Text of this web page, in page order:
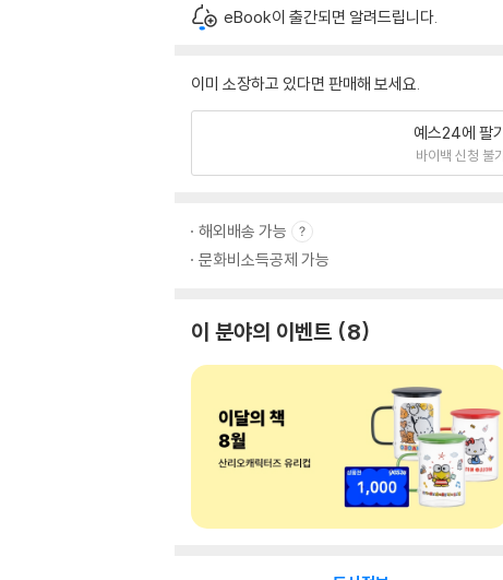
eBook이 출간되면 알려드립니다.
이미 소장하고 있다면 판매해 보세요.
예스24에 팔
바이백 신청 불
해외배송 가능
문화비소득공제 가능
이 분야의 이벤트 8